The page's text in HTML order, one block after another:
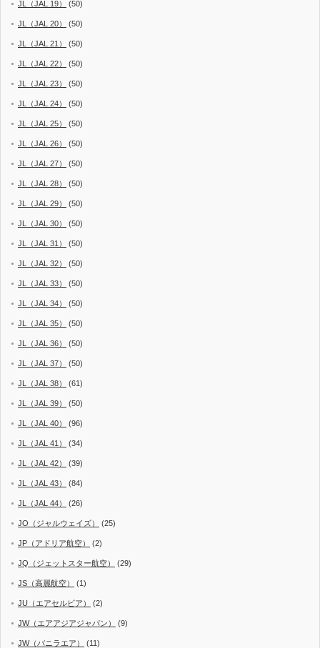
JL（JAL 19） (50)
JL（JAL 20） (50)
JL（JAL 21） (50)
JL（JAL 22） (50)
JL（JAL 23） (50)
JL（JAL 24） (50)
JL（JAL 25） (50)
JL（JAL 26） (50)
JL（JAL 27） (50)
JL（JAL 28） (50)
JL（JAL 29） (50)
JL（JAL 30） (50)
JL（JAL 31） (50)
JL（JAL 32） (50)
JL（JAL 33） (50)
JL（JAL 34） (50)
JL（JAL 35） (50)
JL（JAL 36） (50)
JL（JAL 37） (50)
JL（JAL 38） (61)
JL（JAL 39） (50)
JL（JAL 40） (96)
JL（JAL 41） (34)
JL（JAL 42） (39)
JL（JAL 43） (84)
JL（JAL 44） (26)
JO（ジャルウェイズ） (25)
JP（アドリア航空） (2)
JQ（ジェットスター航空） (29)
JS（高麗航空） (1)
JU（エアセルビア） (2)
JW（エアアジアジャパン） (9)
JW（バニラエア） (11)